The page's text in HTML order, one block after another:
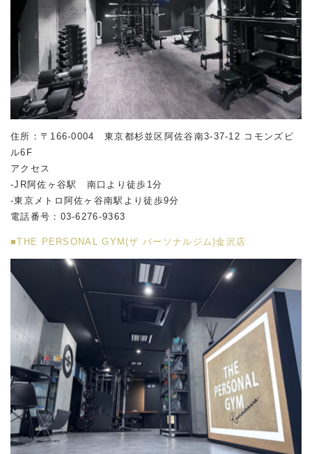
住所：〒166-0004 東京都杉並区阿佐谷南3-37-12 コモンズビ
ル6F
アクセス
-JR阿佐ヶ谷駅 南口より徒歩1分
-東京メトロ阿佐ヶ谷南駅より徒歩9分
電話番号：03-6276-9363
■THE PERSONAL GYM(ザ パーソナルジム)金沢店